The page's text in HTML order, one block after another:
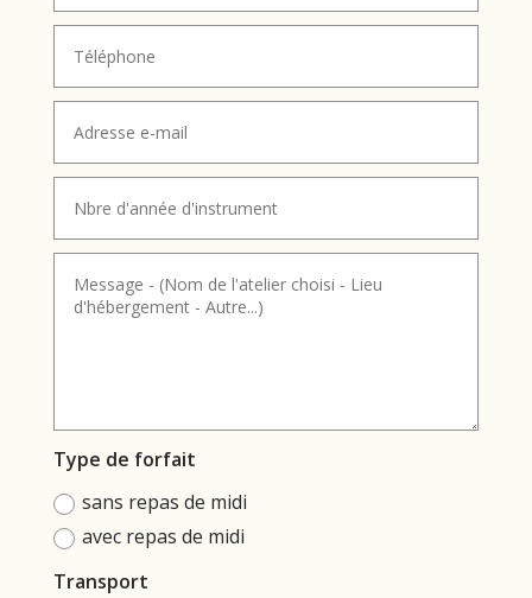
Type de forfait
sans repas de midi
avec repas de midi
Transport